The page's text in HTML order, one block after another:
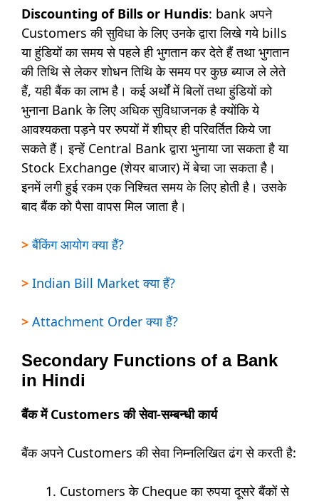
Discounting of Bills or Hundis: bank अपने
Customers की सुविधा के लिए उनके द्वारा लिखे गये bills
या हुंडियों का समय से पहले ही भुगतान कर देते हैं तथा भुगतान
की तिथि से लेकर शोधन तिथि के समय पर कुछ ब्याज ले लेते
हैं, यही बैंक का लाभ है। कई अर्थों में बिलों तथा हुंडियों को
भुनाना Bank के लिए अधिक सुविधाजनक है क्योंकि ये
आवश्यकता पड़ने पर रुपयों में शीघ्र ही परिवर्तित किये जा
सकते हैं। इन्हें Central Bank द्वारा भुनाया जा सकता है या
Stock Exchange (शेयर बाजार) में बेचा जा सकता है।
इनमें लगी हुई रकम एक निश्चित समय के लिए होती है। उसके
बाद बैंक को पैसा वापस मिल जाता है।
> बैंकिंग आयोग क्या हैं?
> Indian Bill Market क्या हैं?
> Attachment Order क्या हैं?
Secondary Functions of a Bank
in Hindi
बैंक में Customers की सेवा-सम्बन्धी कार्य
बैंक अपने Customers की सेवा निम्नलिखित ढंग से करती है:
Customers के Cheque का रुपया दूसरे बैंकों से